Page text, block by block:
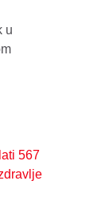
u
567